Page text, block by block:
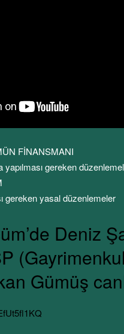
FİNANSMANI
gereken
gereken yasal düzenlemeler
Deniz
Gümüş